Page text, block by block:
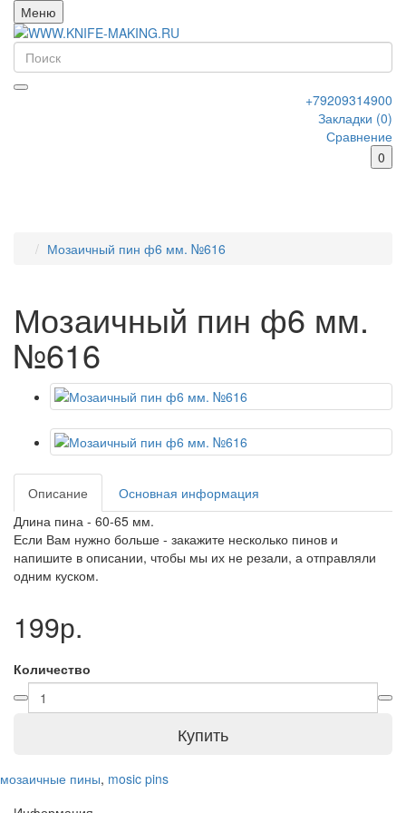
Меню
+79209314900
Закладки (0)
Сравнение
0
Мозаичный пин ф6 мм. №616
Мозаичный пин ф6 мм.
№616
Описание
Основная информация
Длина пина - 60-65 мм.
Если Вам нужно больше - закажите несколько пинов и
напишите в описании, чтобы мы их не резали, а отправляли
одним куском.
199р.
Количество
Купить
мозаичные пины, mosic pins